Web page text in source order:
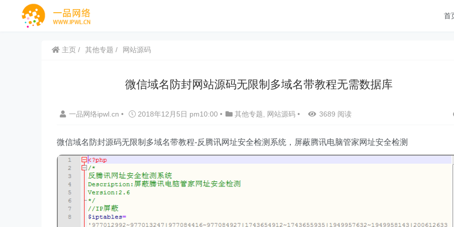
首
主页 其他专题 网站源码
微信域名防封网站源码无限制多域名带教程无需数据库
一品网络ipwl.cn • 2018年12月5日 pm10:00 • 其他专题 网站源码 • 3689 阅读
微信域名防封源码无限制多域名带教程-反腾讯网址安全检测系统，屏蔽腾讯电脑管家网址安全检测